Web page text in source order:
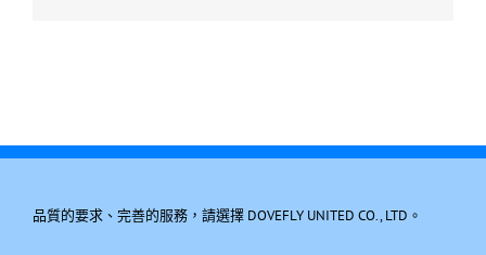
品質的要求、完善的服務，請選擇 DOVEFLY UNITED CO., LTD。